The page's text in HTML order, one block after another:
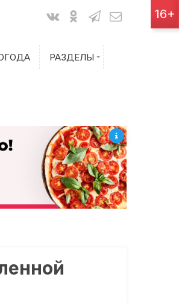
РАЗДЕЛЫ
Показания счетчиков
Билеты на поезд
16+